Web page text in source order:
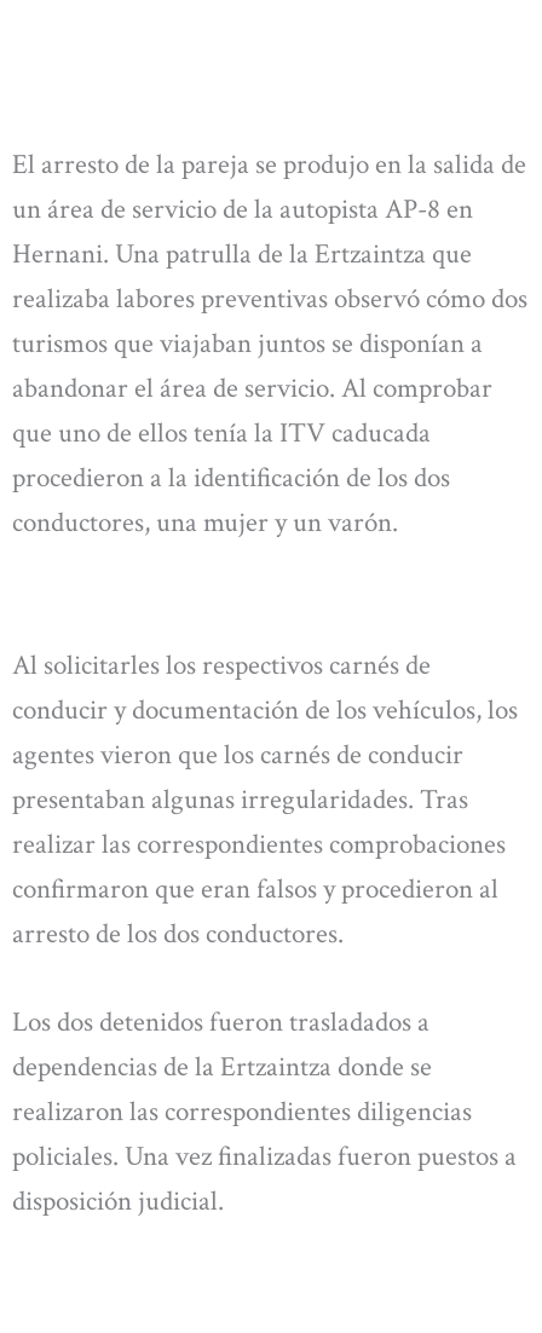
El arresto de la pareja se produjo en la salida de
un área de servicio de la autopista AP-8 en
Hernani. Una patrulla de la Ertzaintza que
realizaba labores preventivas observó cómo dos
turismos que viajaban juntos se disponían a
abandonar el área de servicio. Al comprobar
que uno de ellos tenía la ITV caducada
procedieron a la identificación de los dos
conductores, una mujer y un varón.
Al solicitarles los respectivos carnés de
conducir y documentación de los vehículos, los
agentes vieron que los carnés de conducir
presentaban algunas irregularidades. Tras
realizar las correspondientes comprobaciones
confirmaron que eran falsos y procedieron al
arresto de los dos conductores.
Los dos detenidos fueron trasladados a
dependencias de la Ertzaintza donde se
realizaron las correspondientes diligencias
policiales. Una vez finalizadas fueron puestos a
disposición judicial.